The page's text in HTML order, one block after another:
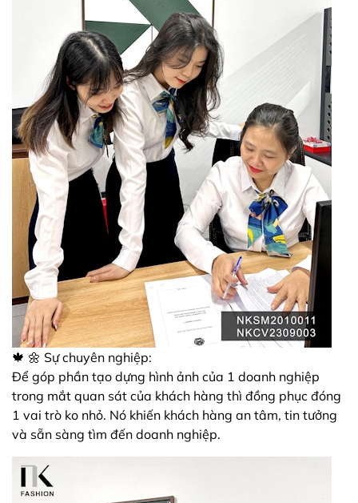
🍁 🌼 Sự chuyên nghiệp:
Để góp phần tạo dựng hình ảnh của 1 doanh nghiệp
trong mắt quan sát của khách hàng thì đồng phục đóng
1 vai trò ko nhỏ. Nó khiến khách hàng an tâm, tin tưởng
và sẵn sàng tìm đến doanh nghiệp.